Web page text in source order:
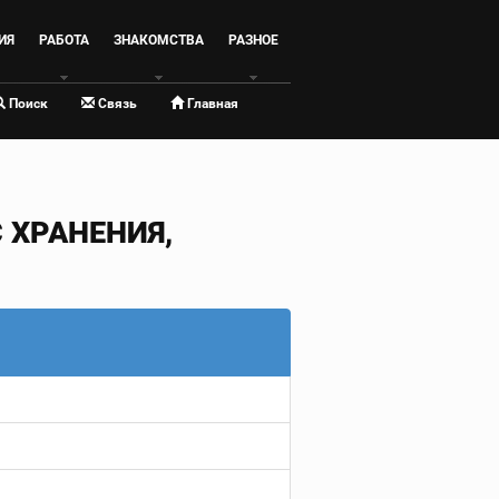
РАБОТА ЗНАКОМСТВА РАЗНОЕ
Поиск Связь Главная